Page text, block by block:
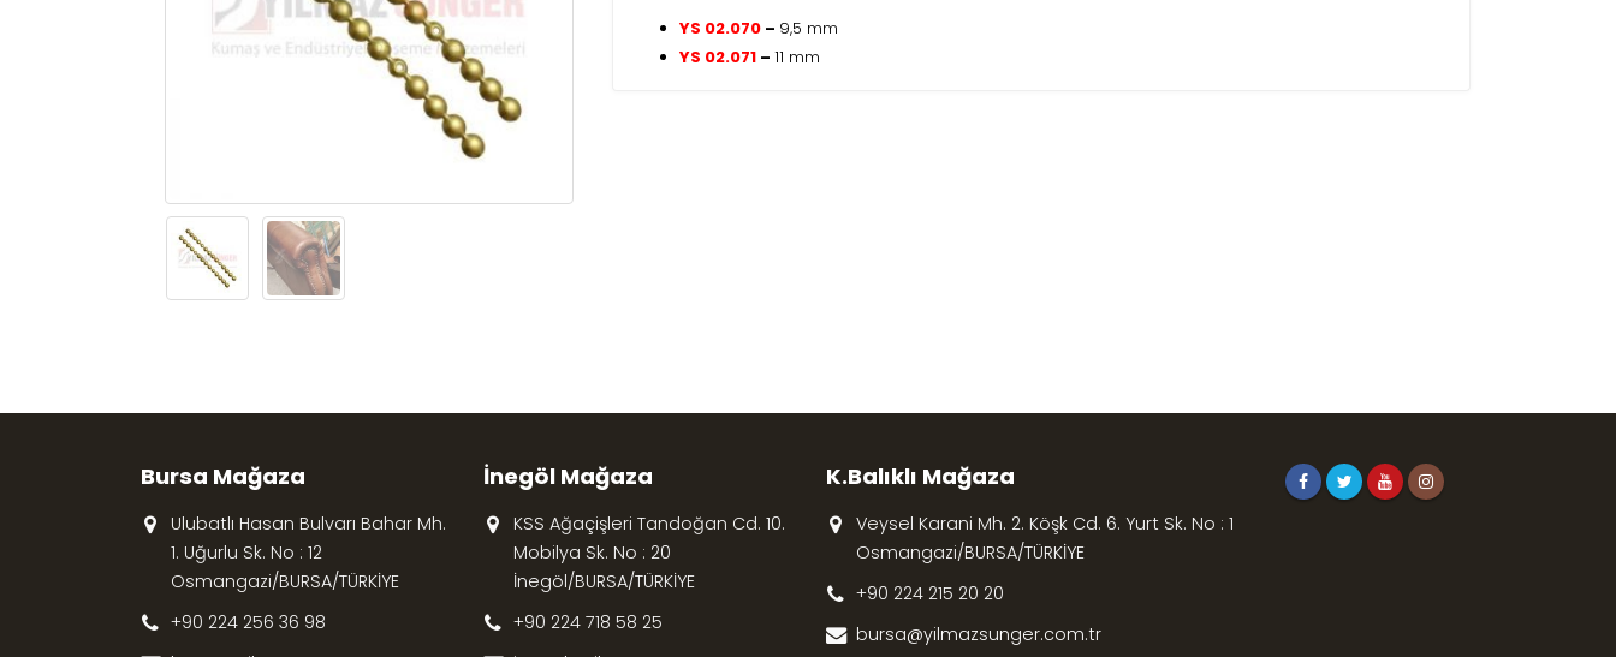
YS 02.070– 9,5 mm
YS 02.071– 11 mm
Bursa Mağaza
Ulubatlı Hasan Bulvarı Bahar Mh.
1. Uğurlu Sk. No : 12
Osmangazi/BURSA/TÜRKİYE
+90 224 256 36 98
İnegöl Mağaza
KSS Ağaçişleri Tandoğan Cd. 10.
Mobilya Sk. No : 20
İnegöl/BURSA/TÜRKİYE
+90 224 718 58 25
K.Balıklı Mağaza
Veysel Karani Mh. 2. Köşk Cd. 6. Yurt Sk. No : 1
Osmangazi/BURSA/TÜRKİYE
+90 224 215 20 20
bursa@yilmazsunger.com.tr